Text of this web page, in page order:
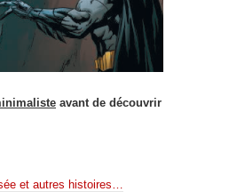
avant de découvrir
et autres histoires…